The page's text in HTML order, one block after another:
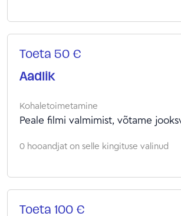
Toeta 50 €
Aadlik
Kohaletoimetamine
Peale filmi valmimist, võtame
0 hooandjat on selle kingituse valinud
Toeta 100 €